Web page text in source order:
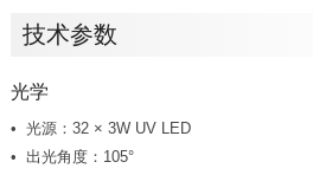
技术参数
光学
光源：32 × 3W UV LED
出光角度：105°